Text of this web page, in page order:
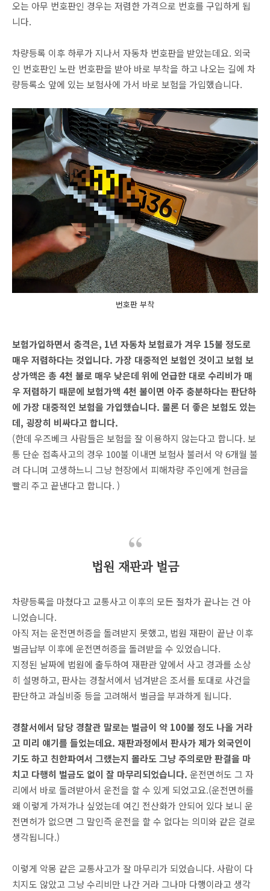
오는 아무 번호판인 경우는 저렴한 가격으로 번호를 구입하게 됩
니다.
차량등록 이후 하루가 지나서 자동차 번호판을 받았는데요. 외국
인 번호판인 노란 번호판을 받아 바로 부착을 하고 나오는 길에 차
량등록소 앞에 있는 보험사에 가서 바로 보험을 가입했습니다.
번호판 부착
보험가입하면서 충격은, 1년 자동차 보험료가 겨우 15불 정도로
매우 저렴하다는 것입니다. 가장 대중적인 보험인 것이고 보험 보
상가액은 총 4천 불로 매우 낮은데 위에 언급한 대로 수리비가 매
우 저렴하기 때문에 보험가액 4천 불이면 아주 충분하다는 판단하
에 가장 대중적인 보험을 가입했습니다. 물론 더 좋은 보험도 있는
데, 굉장히 비싸다고 합니다.
(한데 우즈베크 사람들은 보험을 잘 이용하지 않는다고 합니다. 보
통 단순 접촉사고의 경우 100불 이내면 보험사 불러서 약 6개월 불
려 다니며 고생하느니 그냥 현장에서 피해차량 주인에게 현금을
빨리 주고 끝낸다고 합니다. )
법원 재판과 벌금
차량등록을 마쳤다고 교통사고 이후의 모든 절차가 끝나는 건 아
니었습니다.
아직 저는 운전면허증을 돌려받지 못했고, 법원 재판이 끝난 이후
벌금납부 이후에 운전면허증을 돌려받을 수 있었습니다.
지정된 날짜에 법원에 출두하여 재판관 앞에서 사고 경과를 소상
히 설명하고, 판사는 경찰서에서 넘겨받은 조서를 토대로 사건을
판단하고 과실비중 등을 고려해서 벌금을 부과하게 됩니다.
경찰서에서 담당 경찰관 말로는 벌금이 약 100불 정도 나올 거라
고 미리 얘기를 들었는데요. 재판과정에서 판사가 제가 외국인이
기도 하고 친한파여서 그랬는지 몰라도 그냥 주의로만 판결을 마
치고 다행히 벌금도 없이 잘 마무리되었습니다. 운전면허도 그 자
리에서 바로 돌려받아서 운전을 할 수 있게 되었고요.(운전면허를
왜 이렇게 가져가나 싶었는데 여긴 전산화가 안되어 있다 보니 운
전면허가 없으면 그 말인즉 운전을 할 수 없다는 의미와 같은 걸로
생각됩니다.)
이렇게 악몽 같은 교통사고가 잘 마무리가 되었습니다. 사람이 다
치지도 않았고 그냥 수리비만 나간 거라 그나마 다행이라고 생각